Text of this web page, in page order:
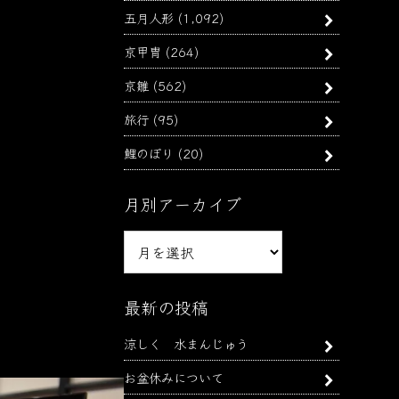
五月人形 (1,092)
京甲冑 (264)
京雛(562)
旅行(95)
鯉のぼり (20)
月別アーカイブ
ー
イ
ブ
最新の投稿
涼しく 水まんじゅう
お盆休みについて